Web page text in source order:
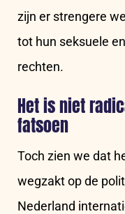
zijn er strengere
tot hun seksuele
rechten.
Het is niet
fatsoen
Toch zien we dat
wegzakt op de
Nederland